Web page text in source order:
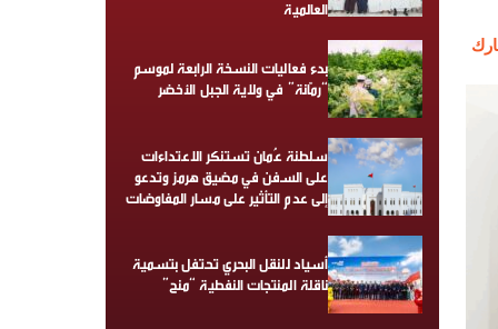
العالمية
بدء فعاليات النسخة الرابعة لموسم
“رمّانة” في ولاية الجبل الأخضر
سلطنة عُمان تستنكر الاعتداءات
على السفن في مضيق هرمز وتدعو
إلى عدم التأثير على مسار المفاوضات
أسياد للنقل البحري تحتفل بتسمية
ناقلة المنتجات النفطية “منح”